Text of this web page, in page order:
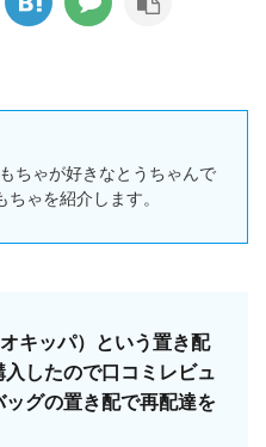
ちゃが好きなとうちゃんで
ゃを紹介します。
キッパ）という置き配
したので口コミレビュ
ッグの置き配で再配達を